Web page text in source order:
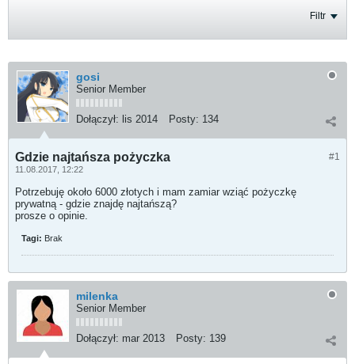
Filtr
gosi
Senior Member
Dołączył: lis 2014 Posty: 134
#1
Gdzie najtańsza pożyczka
11.08.2017, 12:22
Potrzebuję około 6000 złotych i mam zamiar wziąć pożyczkę
prywatną - gdzie znajdę najtańszą?
prosze o opinie.
Tagi: Brak
milenka
Senior Member
Dołączył: mar 2013 Posty: 139